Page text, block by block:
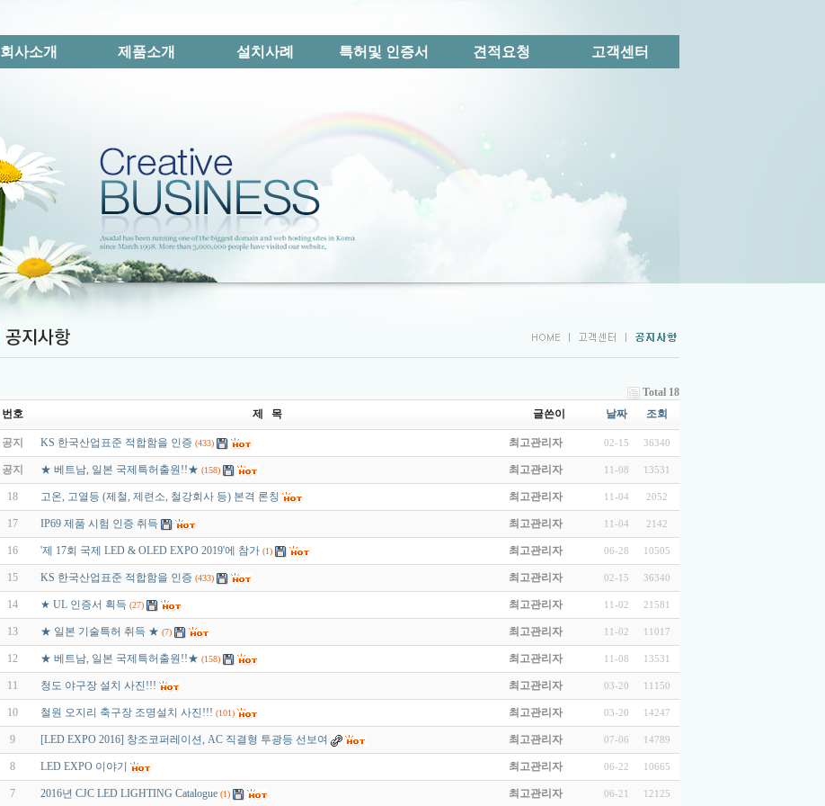
회사소개 제품소개 설치사례 특허및 인증서 견적요청 고객센터
Total 18
번호
제 목 글쓴이 날짜 조회
공지 KS 한국산업표준 적합함을 인증 (433) 최고관리자 02-15 36340
공지 ★ 베트남, 일본 국제특허출원!!★ (158) 최고관리자 11-08 13531
18 고온, 고열등 (제철, 제련소, 철강회사 등) 본격 론칭 최고관리자 11-04 2052
17 IP69 제품 시험 인증 취득 최고관리자 11-04 2142
16 '제 17회 국제 LED & OLED EXPO 2019'에 참가 (1) 최고관리자 06-28 10505
15 KS 한국산업표준 적합함을 인증 (433) 최고관리자 02-15 36340
14 ★ UL 인증서 획득 (27) 최고관리자 11-02 21581
13 ★ 일본 기술특허 취득 ★ (7) 최고관리자 11-02 11017
12 ★ 베트남, 일본 국제특허출원!!★ (158) 최고관리자 11-08 13531
11 청도 야구장 설치 사진!!! 최고관리자 03-20 11150
10 철원 오지리 축구장 조명설치 사진!!! (101) 최고관리자 03-20 14247
9 [LED EXPO 2016] 창조코퍼레이션, AC 직결형 투광등 선보여 최고관리자 07-06 14789
8 LED EXPO 이야기 최고관리자 06-22 10665
7 2016년 CJC LED LIGHTING Catalogue (1) 최고관리자 06-21 12125